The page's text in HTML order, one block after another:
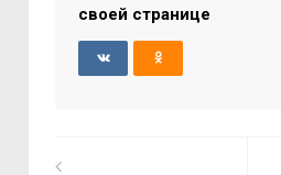
своей странице